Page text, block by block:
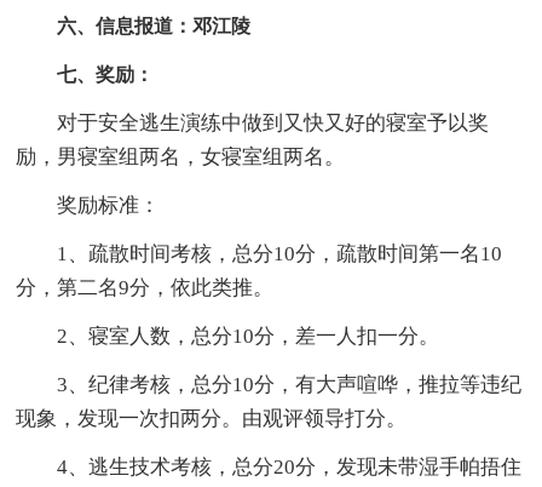
六、信息报道：邓江陵
七、奖励：
对于安全逃生演练中做到又快又好的寝室予以奖
励，男寝室组两名，女寝室组两名。
奖励标准：
1、疏散时间考核，总分10分，疏散时间第一名10
分，第二名9分，依此类推。
2、寝室人数，总分10分，差一人扣一分。
3、纪律考核，总分10分，有大声喧哗，推拉等违纪
现象，发现一次扣两分。由观评领导打分。
4、逃生技术考核，总分20分，发现未带湿手帕捂住